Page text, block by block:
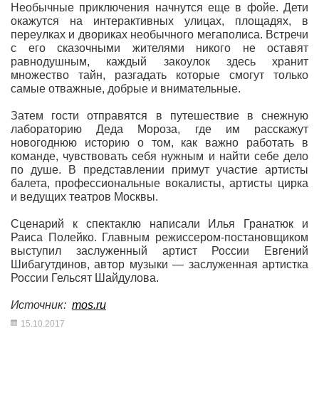
Необычные приключения начнутся еще в фойе. Дети
окажутся на интерактивных улицах, площадях, в
переулках и двориках необычного мегаполиса. Встречи
с его сказочными жителями никого не оставят
равнодушным, каждый закоулок здесь хранит
множество тайн, разгадать которые смогут только
самые отважные, добрые и внимательные.
Затем гости отправятся в путешествие в снежную
лабораторию Деда Мороза, где им расскажут
новогоднюю историю о том, как важно работать в
команде, чувствовать себя нужным и найти себе дело
по душе. В представлении примут участие артисты
балета, профессиональные вокалисты, артисты цирка
и ведущих театров Москвы.
Сценарий к спектаклю написали Илья Гранатюк и
Раиса Полейко. Главным режиссером-постановщиком
выступил заслуженный артист России Евгений
Шибагутдинов, автор музыки — заслуженная артистка
России Гельсят Шайдулова.
Источник: mos.ru
15.10.2017